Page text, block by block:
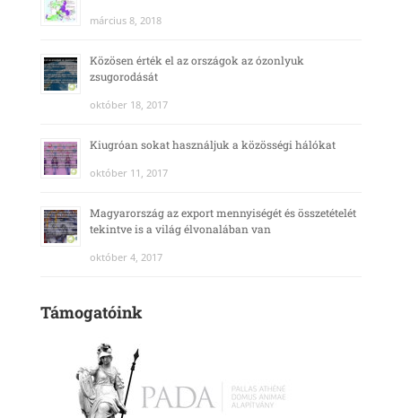
március 8, 2018
Közösen érték el az országok az ózonlyuk
zsugorodását
október 18, 2017
Kiugróan sokat használjuk a közösségi hálókat
október 11, 2017
Magyarország az export mennyiségét és összetételét
tekintve is a világ élvonalában van
október 4, 2017
Támogatóink